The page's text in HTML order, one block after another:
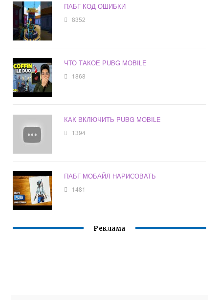
ПАБГ КОД ОШИБКИ
8352
ЧТО ТАКОЕ PUBG MOBILE
1868
КАК ВКЛЮЧИТЬ PUBG MOBILE
1394
ПАБГ МОБАЙЛ НАРИСОВАТЬ
1481
Реклама